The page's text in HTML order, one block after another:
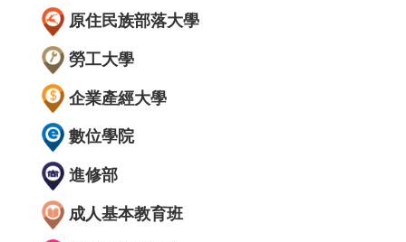
原住民族部落大學
勞工大學
企業產經大學
數位學院
進修部
成人基本教育班